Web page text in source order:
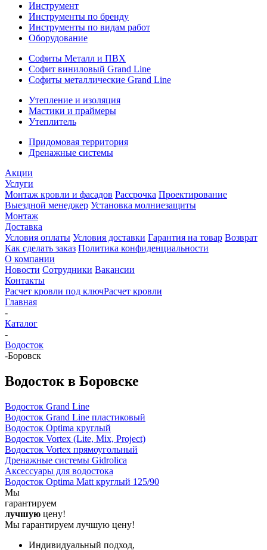
Инструмент
Инструменты по бренду
Инструменты по видам работ
Оборудование
Софиты Металл и ПВХ
Софит виниловый Grand Line
Софиты металлические Grand Line
Утепление и изоляция
Мастики и праймеры
Утеплитель
Придомовая территория
Дренажные системы
Акции
Услуги
Монтаж кровли и фасадов Рассрочка Проектирование
Выездной менеджер Установка молниезащиты
Монтаж
Доставка
Условия оплаты Условия доставки Гарантия на товар Возврат
Как сделать заказ Политика конфиденциальности
О компании
Новости Сотрудники Вакансии
Контакты
Расчет кровли под ключРасчет кровли
Главная
-
Каталог
-
Водосток
-Боровск
Водосток в Боровске
Водосток Grand Line
Водосток Grand Line пластиковый
Водосток Optima круглый
Водосток Vortex (Lite, Mix, Project)
Водосток Vortex прямоугольный
Дренажные системы Gidrolica
Аксессуары для водостока
Водосток Optima Matt круглый 125/90
Мы
гарантируем
лучшую цену!
Мы гарантируем лучшую цену!
Индивидуальный подход,